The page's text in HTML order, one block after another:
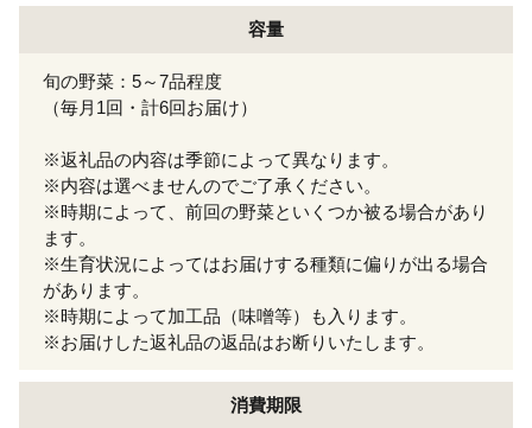
容量
旬の野菜：5～7品程度
（毎月1回・計6回お届け）
※返礼品の内容は季節によって異なります。
※内容は選べませんのでご了承ください。
※時期によって、前回の野菜といくつか被る場合があり
ます。
※生育状況によってはお届けする種類に偏りが出る場合
があります。
※時期によって加工品（味噌等）も入ります。
※お届けした返礼品の返品はお断りいたします。
消費期限